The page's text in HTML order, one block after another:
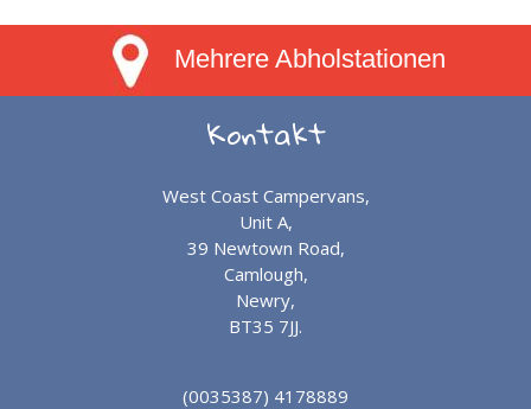
Mehrere Abholstationen
Kontakt
West Coast Campervans,
Unit A,
39 Newtown Road,
Camlough,
Newry,
BT35 7JJ.
(0035387) 4178889